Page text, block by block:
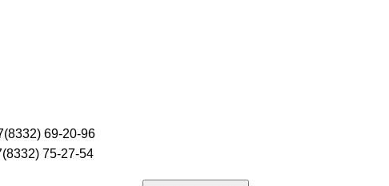
69-20-96
75-27-54